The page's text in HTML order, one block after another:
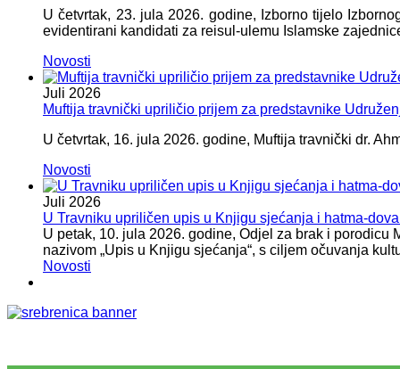
U četvrtak, 23. jula 2026. godine, Izborno tijelo
evidentirani kandidati za reisul-ulemu Islamske
Novosti
Juli 2026
Muftija travnički upriličio prijem za predstavnike
U četvrtak, 16. jula 2026. godine, Muftija travnički dr.
Novosti
Juli 2026
U Travniku upriličen upis u Knjigu sjećanja i hatma-
U petak, 10. jula 2026. godine, Odjel za brak i
nazivom „Upis u Knjigu sjećanja“, s ciljem očuvanja
Novosti